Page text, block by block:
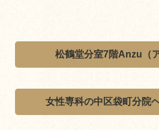
松鶴堂分室7階Anzu（ア
女性専科の中区袋町分院